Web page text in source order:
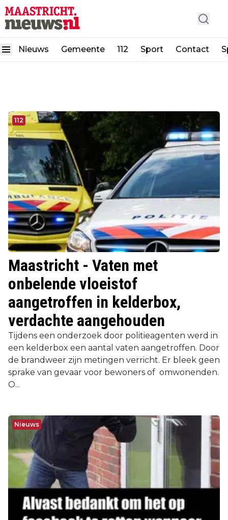
Nieuws Gemeente 112 Sport Contact
112
Maastricht - Vaten met
onbelende vloeistof
aangetroffen in kelderbox,
verdachte aangehouden
Tijdens een onderzoek door politieagenten werd in
een kelderbox een aantal vaten aangetroffen. Door
de brandweer zijn metingen verricht. Er bleek geen
sprake van gevaar voor bewoners of omwonenden.
O...
Nieuws